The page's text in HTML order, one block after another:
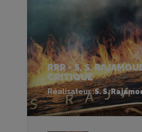
RRR - S. S.
CRITIQUE
Réalisateur :S. S.